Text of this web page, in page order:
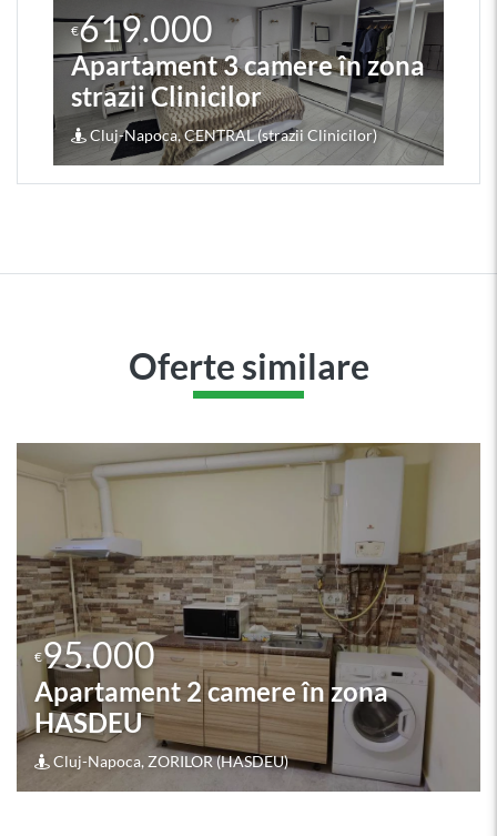
€619.000
Apartament 3 camere în zona
strazii Clinicilor
Cluj-Napoca, CENTRAL (strazii Clinicilor)
Oferte similare